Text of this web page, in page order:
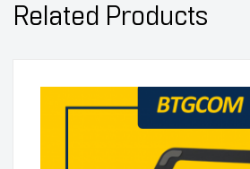
Related Products